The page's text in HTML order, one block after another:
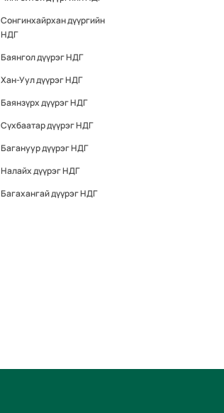
Сонгинхайрхан дүүргийн
НДГ
Баянгол дүүрэг НДГ
Хан-Уул дүүрэг НДГ
Баянзүрх дүүрэг НДГ
Сүхбаатар дүүрэг НДГ
Багануур дүүрэг НДГ
Налайх дүүрэг НДГ
Багахангай дүүрэг НДГ